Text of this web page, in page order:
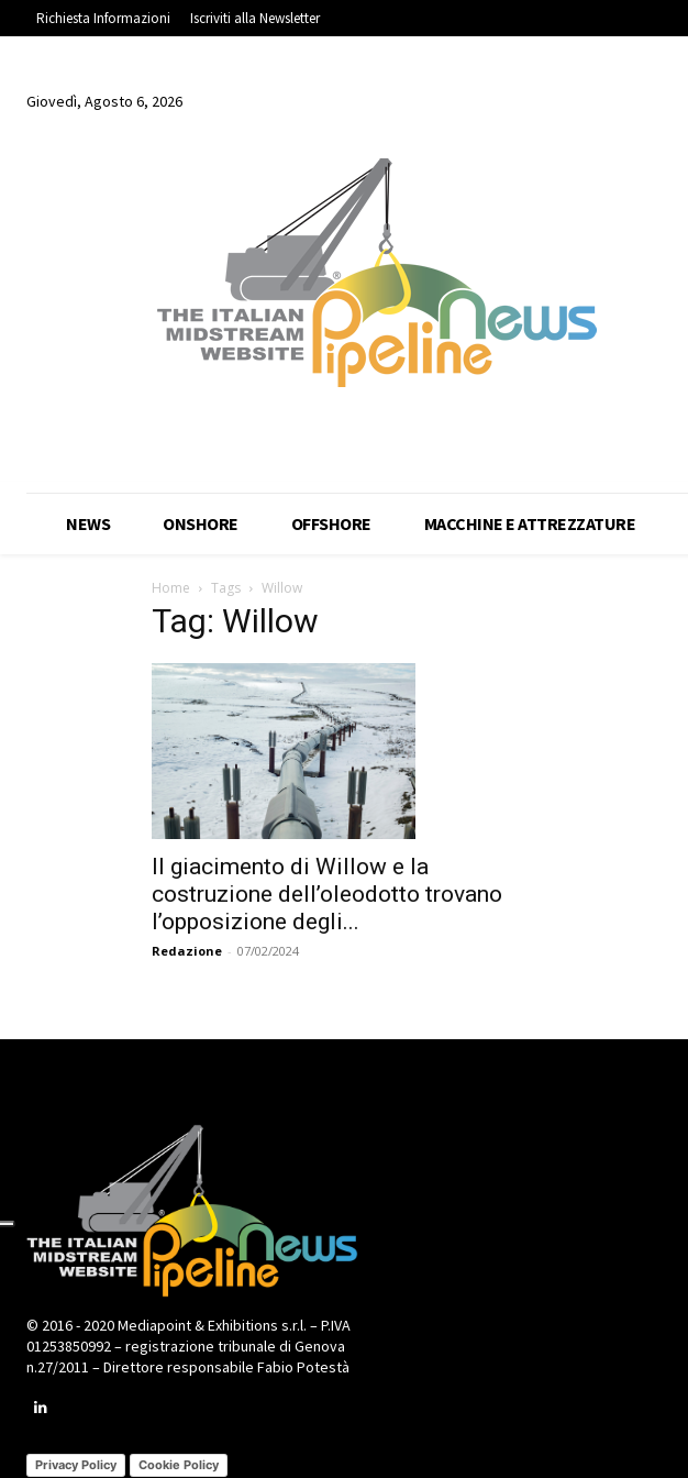
Richiesta Informazioni Iscriviti alla Newsletter
Giovedì, Agosto 6, 2026
NEWS ONSHORE OFFSHORE MACCHINE E ATTREZZATURE
Home Tags Willow
Tag: Willow
Il giacimento di Willow e la
costruzione dell’oleodotto trovano
l’opposizione degli...
Redazione - 07/02/2024
© 2016 - 2020 Mediapoint & Exhibitions s.r.l. – P.IVA
01253850992 – registrazione tribunale di Genova
n.27/2011 – Direttore responsabile Fabio Potestà
Privacy Policy Cookie Policy